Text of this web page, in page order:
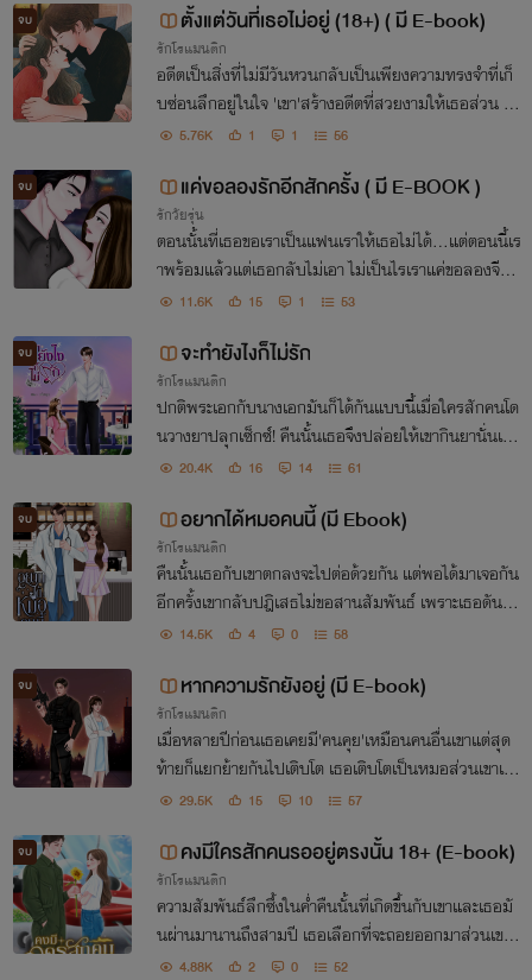
จบ ตั้งแต่วันที่เธอไม่อยู่ (18+) ( มี E-book)
รักโรแมนติก
อดีตเป็นสิ่งที่ไม่มีวันหวนกลับเป็นเพียงความทรงจำที่เก็
บซ่อนลึกอยู่ในใจ 'เขา'สร้างอดีตที่สวยงามให้เธอส่วน 'เธ
อ' สร้างความทรงจำที่เลวร้ายให้กับเขา แต่ใครจะรู้ว่าเธอเ
5.76K 1 1 56
จบ แค่ขอลองรักอีกสักครั้ง ( มี E-BOOK )
รักวัยรุ่น
ตอนนั้นที่เธอขอเราเป็นแฟนเราให้เธอไม่ได้…แต่ตอนนี้เร
าพร้อมแล้วแต่เธอกลับไม่เอา ไม่เป็นไรเราแค่ขอลองจีบเ
ธออีกสักครั้ง
11.6K 15 1 53
จบ จะทำยังไงก็ไม่รัก
รักโรแมนติก
ปกติพระเอกกับนางเอกมันก็ได้กันแบบนี้เมื่อใครสักคนโด
นวางยาปลุกเซ็กซ์! คืนนั้นเธอจึงปล่อยให้เขากินยานั่นเพื่
อหวังขยับความสัมพันธ์ รักเขามาตั้งหลายปีก็ขอใช้วิธีนี้แ
20.4K 16 14 61
จบ อยากได้หมอคนนี้ (มี Ebook)
รักโรแมนติก
คืนนั้นเธอกับเขาตกลงจะไปต่อด้วยกัน แต่พอได้มาเจอกัน
อีกครั้งเขากลับปฎิเสธไม่ขอสานสัมพันธ์ เพราะเธอดันเป็
นคนใกล้ตัว คนหนึ่งวิ่งไล่ตามอีกคนคอยวิ่งหนี แต่จะให้
14.5K 4 0 58
จบ หากความรักยังอยู่ (มี E-book)
รักโรแมนติก
เมื่อหลายปีก่อนเธอเคยมี'คนคุย'เหมือนคนอื่นเขาแต่สุด
ท้ายก็แยกย้ายกันไปเติบโต เธอเติบโตเป็นหมอส่วนเขาเติ
บโตไปเป็นหน่วยรบพิเศษเจอกันอีกครั้งนึกว่าจะลืมกันแล้
29.5K 15 10 57
จบ คงมีใครสักคนรออยู่ตรงนั้น 18+ (E-book)
รักโรแมนติก
ความสัมพันธ์ลึกซึ้งในค่ำคืนนั้นที่เกิดขึ้นกับเขาและเธอมั
นผ่านมานานถึงสามปี เธอเลือกที่จะถอยออกมาส่วนเขาต้
องการจะรื้อฟื้นความทรงจำ อดีตที่เลวร้ายทำให้เธอไม่กล้
4.88K 2 0 52